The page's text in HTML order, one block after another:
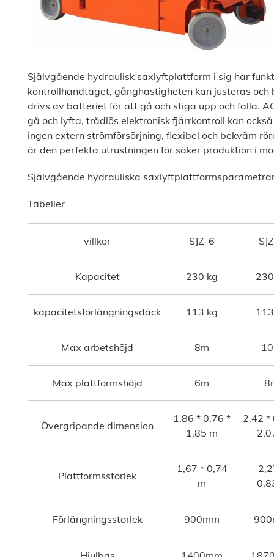
Självgående hydraulisk saxlyftplattform i sig har
kontrollhandtaget, gånghastigheten kan justeras
drivs av batteriet för att gå och stiga upp och falla.
gå och lyfta, trådlös elektronisk fjärrkontroll kan
ingen extern strömförsörjning, flexibel och bekväm
är den perfekta utrustningen för säker produktion i
Självgående hydrauliska
Tabeller
villkor SJZ-6
Kapacitet 230 kg
kapacitetsförlängningsdäck 113 kg
Max arbetshöjd 8m
Max plattformshöjd 6m
Övergripande dimension
1,86 * 0,76 *
1,85 m
2,42 *
Plattformsstorlek
1,67 * 0,74
m
Förlängningsstorlek 900mm